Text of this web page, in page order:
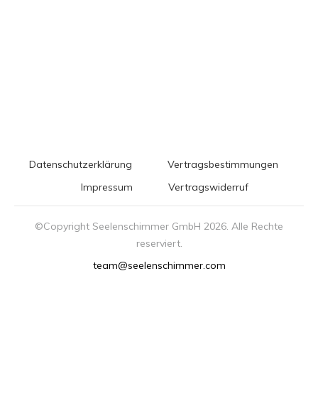
Datenschutzerklärung
Vertragsbestimmungen
Impressum
Vertragswiderruf
©Copyright Seelenschimmer GmbH 2026. Alle Rechte
reserviert.
team@seelenschimmer.com